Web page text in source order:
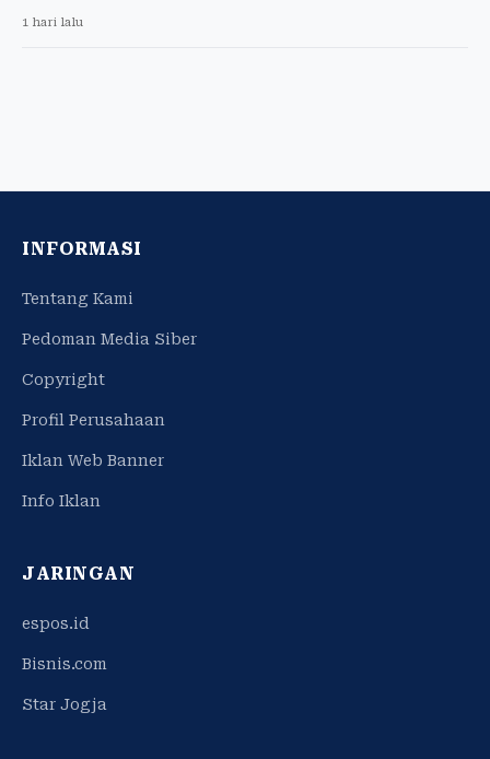
1 hari lalu
INFORMASI
Tentang Kami
Pedoman Media Siber
Copyright
Profil Perusahaan
Iklan Web Banner
Info Iklan
JARINGAN
espos.id
Bisnis.com
Star Jogja